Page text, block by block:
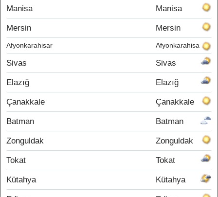
Manisa Manisa
Mersin Mersin
Afyonkarahisar Afyonkarahisar
Sivas Sivas
Elazığ Elazığ
Çanakkale Çanakkale
Batman Batman
Zonguldak Zonguldak
Tokat Tokat
Kütahya Kütahya